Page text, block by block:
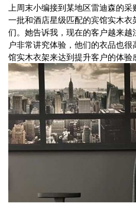
上周末小编接到某地区雷迪森的
一批和酒店星级匹配的宾馆实木
们。她告诉我，现在的客户越来
户非常讲究体验，他们的衣品也
馆实木衣架来达到提升客户的体验